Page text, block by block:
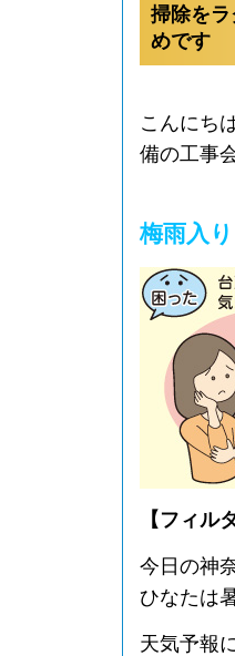
掃除を
めです
こんにち
備の工事
梅雨入
【フィル
今日の神
ひなたは
天気予報